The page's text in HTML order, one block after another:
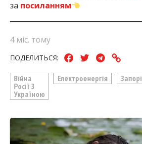
за посиланням
4 міс. тому
ПОДЕЛИТЬСЯ:
Війна
Росії З
Україною
Електроенергія